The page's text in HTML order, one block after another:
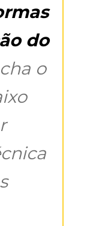
do
o